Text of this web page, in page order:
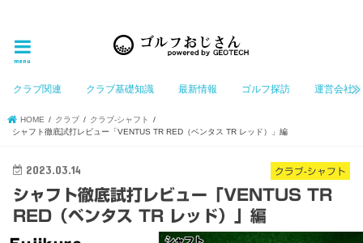
menu
クラブ関連 クラブ基礎知識 最新情報 ゴルフ探訪 運営会社
HOME クラブ
クラブ-シャフト
シャフト徹底試打レビュー「VENTUS TR RED（ベンタス TR レッド）」編
クラブ-シャフト
2023.03.14
シャフト徹底試打レビュー「VENTUS TR
RED（ベンタス TR レッド）」編